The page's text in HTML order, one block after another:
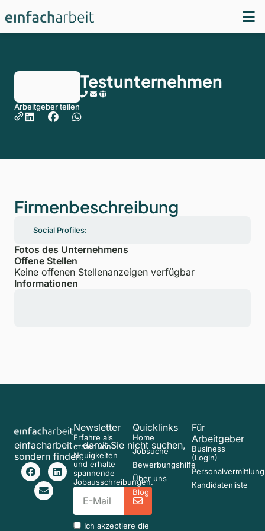
Testunternehmen
Arbeitgeber teilen
Firmenbeschreibung
Social Profiles:
Fotos des Unternehmens
Offene Stellen
Keine offenen Stellenanzeigen verfügbar
Informationen
einfacharbeit – damit Sie nicht suchen,
sondern finden.
Quicklinks
Home
Jobsuche
Bewerbungshilfe
Über uns
Blog
Für
Arbeitgeber
Business
(Login)
Personalvermittlung
Kandidatenliste
Newsletter
Erfahre als
erster von
Neuigkeiten
und erhalte
spannende
Jobausschreibungen.
Ich akzeptiere die